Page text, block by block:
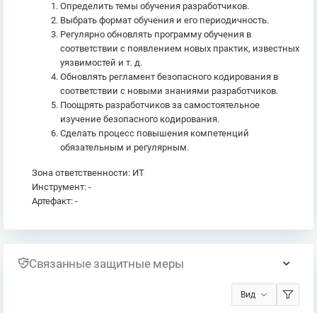
Определить темы обучения разработчиков.
Выбрать формат обучения и его периодичность.
Регулярно обновлять программу обучения в
соответствии с появлением новых практик, известных
уязвимостей и т. д.
Обновлять регламент безопасного кодирования в
соответствии с новыми знаниями разработчиков.
Поощрять разработчиков за самостоятельное
изучение безопасного кодирования.
Сделать процесс повышения компетенций
обязательным и регулярным.
Зона ответственности: ИТ
Инструмент: -
Артефакт: -
Связанные защитные меры
Вид